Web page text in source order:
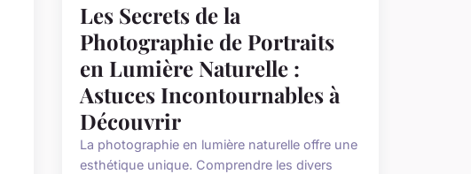
Les Secrets de la
Photographie de Portraits
en Lumière Naturelle :
Astuces Incontournables à
Découvrir
La photographie en lumière naturelle offre une
esthétique unique. Comprendre les divers